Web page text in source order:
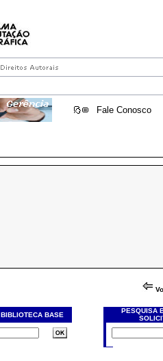
Fale Conosco
BASE
PESQUISA